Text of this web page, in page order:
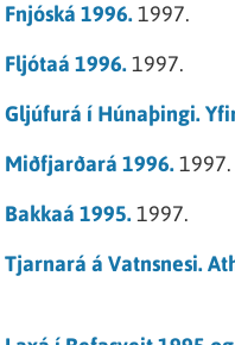
Fnjóská 1996.1997.
Fljótaá 1996.1997.
Gljúfurá í Húnaþingi.
Miðfjarðará 1996.1997.
Bakkaá 1995.1997.
Tjarnará á Vatnsnesi.